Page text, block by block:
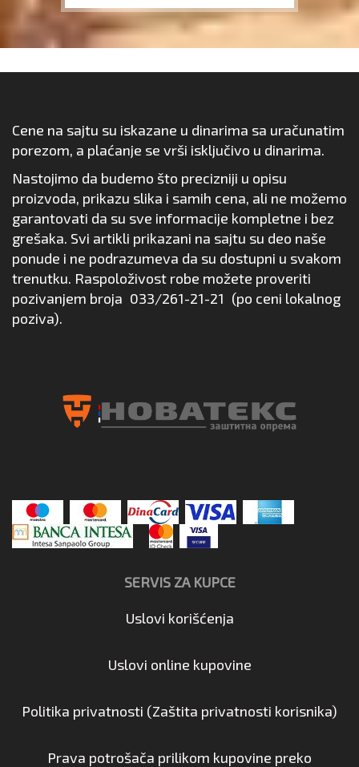
Cene na sajtu su iskazane u dinarima sa uračunatim
porezom, a plaćanje se vrši isključivo u dinarima.
Nastojimo da budemo što precizniji u opisu
proizvoda, prikazu slika i samih cena, ali ne možemo
garantovati da su sve informacije kompletne i bez
grešaka. Svi artikli prikazani na sajtu su deo naše
ponude i ne podrazumeva da su dostupni u svakom
trenutku. Raspoloživost robe možete proveriti
pozivanjem broja 033/261-21-21 (po ceni lokalnog
poziva).
SERVIS ZA KUPCE
Uslovi korišćenja
Uslovi online kupovine
Politika privatnosti (Zaštita privatnosti korisnika)
Prava potrošača prilikom kupovine preko